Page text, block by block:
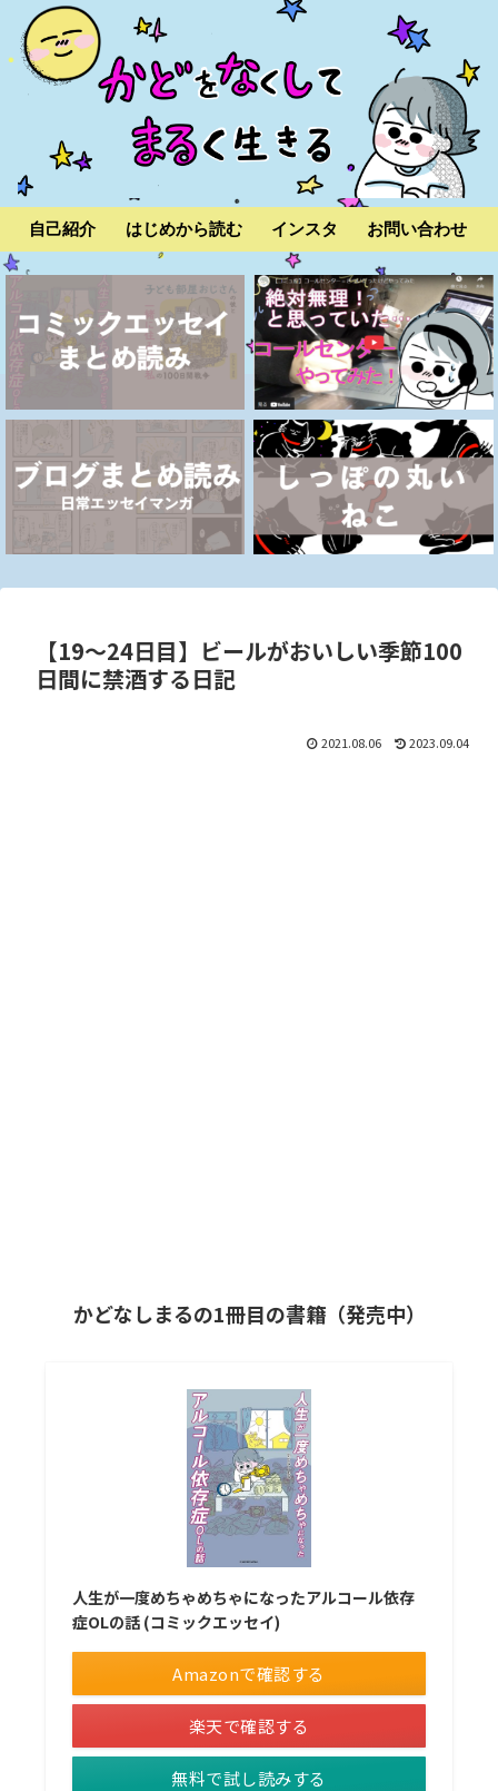
自己紹介 はじめから読む インスタ お問い合わせ
【19～24日目】ビールがおいしい季節100
日間に禁酒する日記
2021.08.06 2023.09.04
かどなしまるの1冊目の書籍（発売中）
人生が一度めちゃめちゃになったアルコール依存
症OLの話 (コミックエッセイ)
Amazonで確認する
楽天で確認する
無料で試し読みする